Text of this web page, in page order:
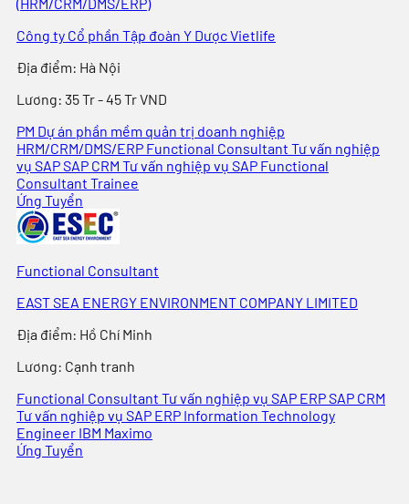
Công ty Cổ phần Tập đoàn Y Dược Vietlife
Địa điểm: Hà Nội
Lương: 35 Tr - 45 Tr VND
PM Dự án phần mềm quản trị doanh nghiệp
HRM/CRM/DMS/ERP Functional Consultant Tư vấn nghiệp
vụ SAPSAP CRM Tư vấn nghiệp vụ SAP Functional
Consultant Trainee
Ứng Tuyển
Functional Consultant
EAST SEA ENERGY ENVIRONMENT COMPANY LIMITED
Địa điểm: Hồ Chí Minh
Lương: Cạnh tranh
Functional Consultant Tư vấn nghiệp vụ SAP ERPSAP CRM
Tư vấn nghiệp vụ SAP ERP Information Technology
Engineer IBM Maximo
Ứng Tuyển